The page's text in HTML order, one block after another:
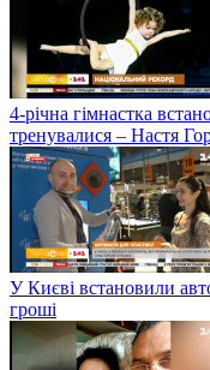
4-річна гімнастка
тренувалися – Настя
У Києві встановили
гроші